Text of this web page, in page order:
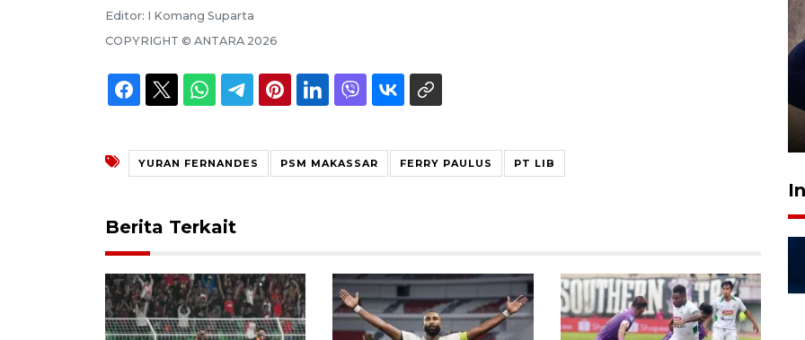
Editor: I Komang Suparta
COPYRIGHT © ANTARA 2026
YURAN FERNANDES PSM MAKASSAR FERRY PAULUS PT LIB
Berita Terkait